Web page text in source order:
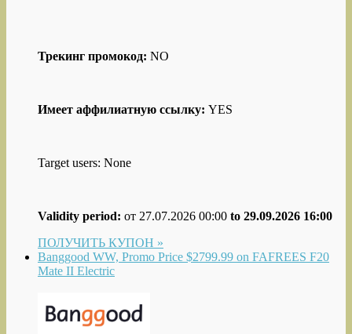
Трекинг промокод: NO
Имеет аффилиатную ссылку: YES
Target users: None
Validity period: от 27.07.2026 00:00 to 29.09.2026 16:00
ПОЛУЧИТЬ КУПОН »
Banggood WW, Promo Price $2799.99 on FAFREES F20
Mate II Electric